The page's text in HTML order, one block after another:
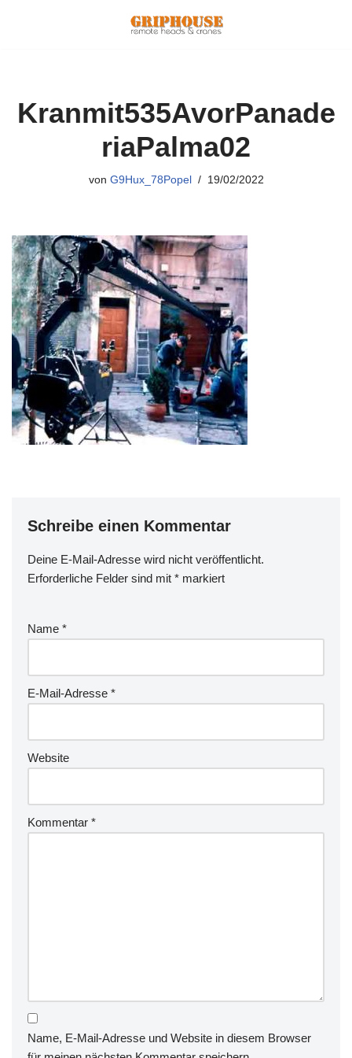
Kranmit535AvorPanade
riaPalma02
von G9Hux_78Popel 19/02/2022
Schreibe einen Kommentar
Deine E-Mail-Adresse wird nicht veröffentlicht.
Erforderliche Felder sind mit * markiert
Name *
E-Mail-Adresse *
Website
Kommentar *
Name, E-Mail-Adresse und Website in diesem Browser